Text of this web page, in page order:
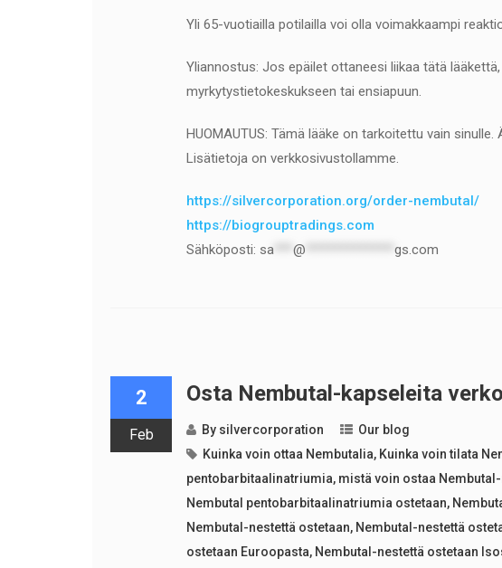
Yli 65-vuotiailla potilailla voi olla voimakkaampi
Yliannostus: Jos epäilet ottaneesi liikaa tätä
myrkytystietokeskukseen tai ensiapuun.
HUOMAUTUS: Tämä lääke on tarkoitettu vain
Lisätietoja on verkkosivustollamme.
https://silvercorporation.org/order-nembutal/
https://biogrouptradings.com
Sähköposti: sa ***@ **************gs.com
2
Feb
Osta Nembutal-kapseleita
By silvercorporation
Our blog
Kuinka voin ottaa Nembutalia, Kuinka voin tilata
pentobarbitaalinatriumia, mistä voin ostaa
Nembutal pentobarbitaalinatriumia ostetaan,
Nembutal-nestettä ostetaan, Nembutal-nestettä
ostetaan Euroopasta, Nembutal-nestettä ostetaan